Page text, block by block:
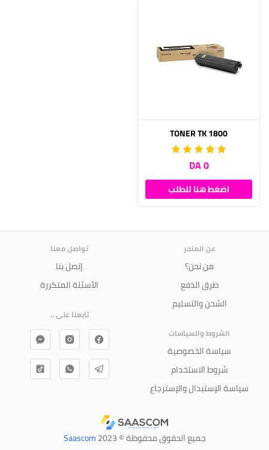
TONER TK 1800
0 DA
اضغط هنا للطلب
عن المتجر
من نحن؟
طرق الدفع
الشحن والتسليم
الشروط والسياسات
سياسة الخصوصية
شروط الاستخدام
سياسة الإستبدال والإسترجاع
تواصل معنا
إتصل بنا
الأسئلة المتكررة
تابعنا على ..
جميع الحقوق محفوظة © 2023 Saascom